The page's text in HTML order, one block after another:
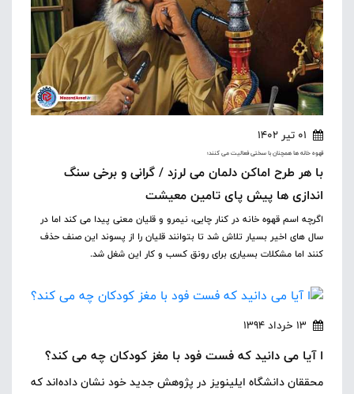
01 تیر 1402
قهوه خانه ها همچنان با سختی فعالیت می کنند؛
با هر طرح اماکن دلمان می لرزد / گرانی و برخی سنگ
اندازی ها پیش پای تامین معیشت
اگرچه اسم قهوه خانه در کنار چایی، نیمرو و قلیان معنی پیدا می کند اما در
سال های اخیر بسیار تلاش شد تا بتوانند قلیان را از پسوند این صنف حذف
کنند اما مشکلات بسیاری برای رونق کسب و کار این شغل شد.
13 خرداد 1394
ا آیا می دانید که فست فود با مغز کودکان چه می کند؟
محققان دانشگاه ایلینویز در پژوهش جدید خود نشان داده‌اند که